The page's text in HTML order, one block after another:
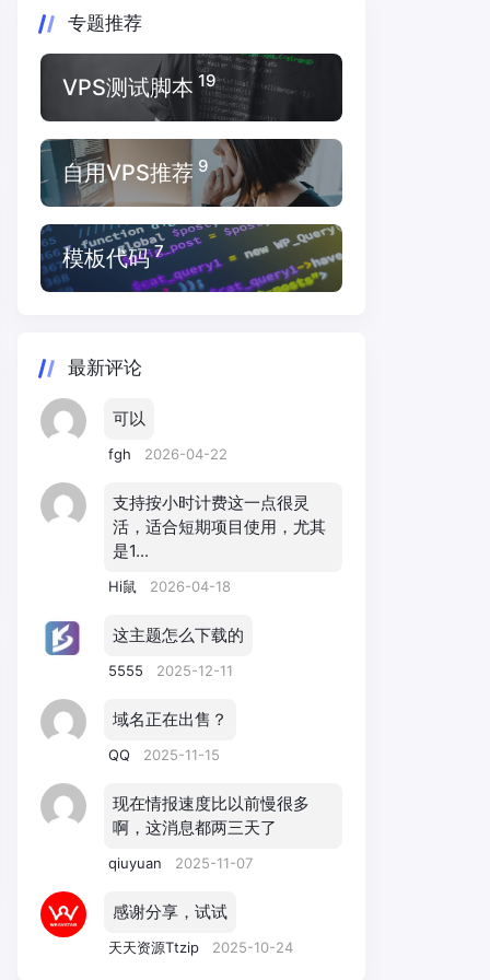
专题推荐
VPS测试脚本 19
自用VPS推荐 9
模板代码 7
最新评论
可以
fgh 2026-04-22
支持按小时计费这一点很灵
活，适合短期项目使用，尤其
是1...
Hi鼠 2026-04-18
这主题怎么下载的
5555 2025-12-11
域名正在出售？
QQ 2025-11-15
现在情报速度比以前慢很多
啊，这消息都两三天了
qiuyuan 2025-11-07
感谢分享，试试
天天资源Ttzip 2025-10-24